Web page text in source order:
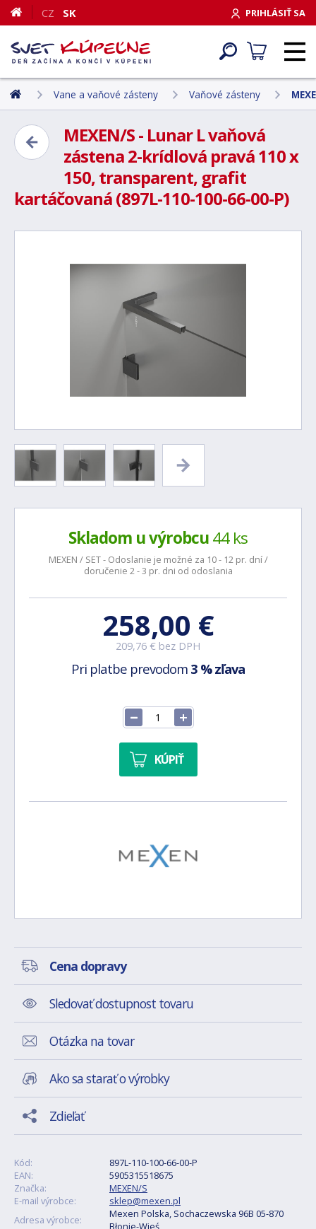
PRIHLÁSIŤ SA
CZ SK
Vane a vaňové zásteny Vaňové zásteny
MEXEN/S - Lunar L vaňová
zástena 2-krídlová pravá 110 x
150, transparent, grafit
kartáčovaná (897L-110-100-66-00-P)
Skladom u výrobcu44 ks
MEXEN / SET - Odoslanie je možné za 10 - 12 pr. dní /
doručenie 2 - 3 pr. dni od odoslania
258,00 €
209,76 € bez DPH
Pri platbe prevodom 3 % zľava
KÚPIŤ
Cena dopravy
Sledovať dostupnost tovaru
Otázka na tovar
Ako sa starať o výrobky
Zdieľať
Kód:
897L-110-100-66-00-P
EAN:
5905315518675
Značka:
MEXEN/S
E-mail výrobce:
sklep@mexen.pl
Adresa výrobce:
Mexen Polska, Sochaczewska 96B 05-870
Błonie-Wieś